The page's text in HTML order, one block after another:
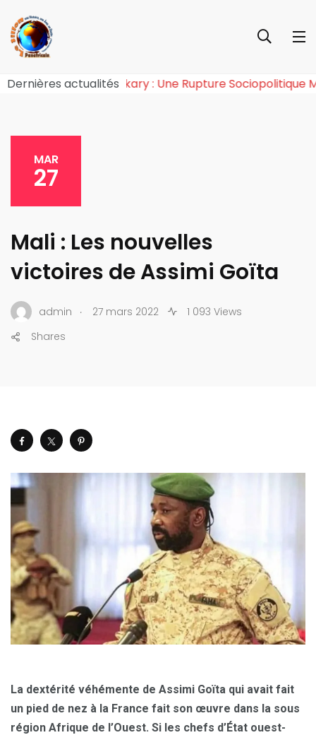
Dernières actualités
de l’Effet Tchiroma Bakary : Une Rupture
MAR
27
Mali : Les nouvelles
victoires de Assimi Goïta
admin . 27 mars 2022
1 093 Views
Shares
La dextérité véhémente de Assimi Goïta qui avait fait
un pied de nez à la France fait son œuvre dans la sous
région Afrique de l’Ouest. Si les chefs d’État ouest-